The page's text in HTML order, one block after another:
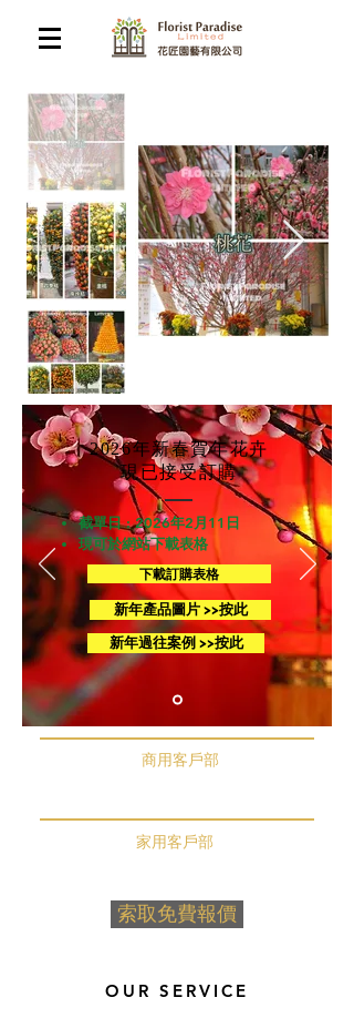
2026年新春賀年花卉
​現已接受訂購
截單日 : 2026年2月11日
現可於網站下載表格
下載訂購表格
新年產品圖片 >>按此
新年過往案例 >>按此
​商用客戶部
​家用客戶部
索取免費報價
OUR SERVICE